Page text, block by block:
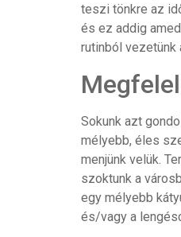
teszi tönkre az
és ez addig
rutinból vezetünk
Sokunk azt
mélyebb, éles
menjünk velük.
szoktunk a
egy mélyebb
és/vagy a